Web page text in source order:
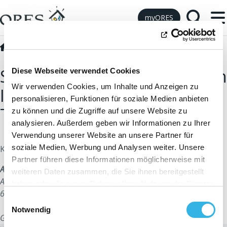
Diese Webseite verwendet Cookies
Wir verwenden Cookies, um Inhalte und Anzeigen zu
personalisieren, Funktionen für soziale Medien anbieten
zu können und die Zugriffe auf unsere Website zu
analysieren. Außerdem geben wir Informationen zu Ihrer
Verwendung unserer Website an unsere Partner für
soziale Medien, Werbung und Analysen weiter. Unsere
Partner führen diese Informationen möglicherweise mit
weiteren Daten zusammen, die Sie ihnen bereitgestellt
Cookies, wenn Sie unsere Webseite weiterhin nutzen.
Notwendig
Skip to Content
myORES
Sie sind Journalist und suchen
Informationen über die
Tätigkeiten von ORES?
Kontaktieren Sie unsere Sprecherin:
Annabel VANBEVER
Avenue Jean Mermoz, 14
6041 Gosselies
GSM: +32 479 49.01.10